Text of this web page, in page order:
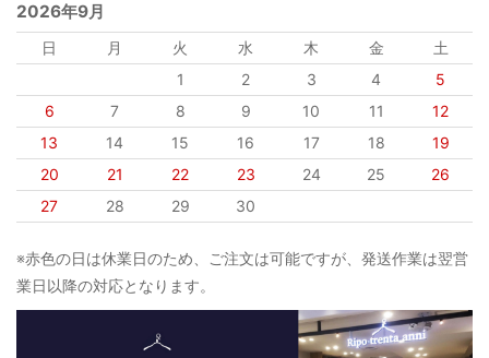
2026年9月
日 月 火 水 木 金
土
1
2 3 4
5
6
7 8 9 10 11
12
13
14 15 16 17 18
19
20
21 22 23 24 25
26
27
28 29 30
※赤色の日は休業日のため、ご注文は可能ですが、発送作業は翌営
業日以降の対応となります。